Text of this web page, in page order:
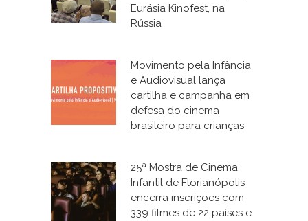
Eurásia Kinofest, na
Rússia
Movimento pela Infância
e Audiovisual lança
cartilha e campanha em
defesa do cinema
brasileiro para crianças
25ª Mostra de Cinema
Infantil de Florianópolis
encerra inscrições com
339 filmes de 22 países e